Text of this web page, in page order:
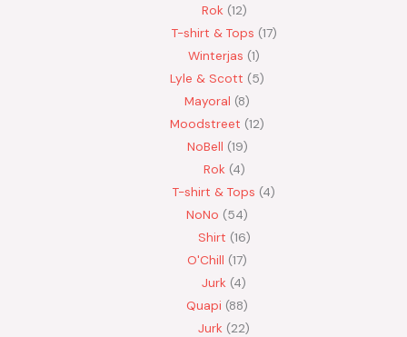
Rok 12
T-shirt & Tops 17
Winterjas 1
Lyle & Scott
5
Mayoral 8
Moodstreet 12
NoBell 19
Rok 4
T-shirt & Tops 4
NoNo
54
Shirt 16
O'Chill 17
Jurk 4
Quapi 88
Jurk 22